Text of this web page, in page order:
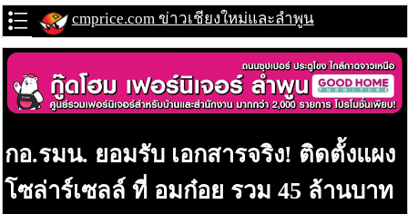
cmprice.com ข่าวเชียงใหม่และลำพูน
กอ.รมน. ยอมรับ เอกสารจริง! ติดตั้งแผง
โซล่าร์เซลล์ ที่ อมก๋อย รวม 45 ล้านบาท